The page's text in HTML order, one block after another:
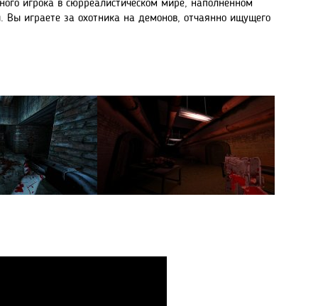
игрока в сюрреалистическом мире, наполненном
играете за охотника на демонов, отчаянно ищущего